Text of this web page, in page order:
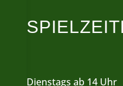
Dienstags ab 14 Uhr